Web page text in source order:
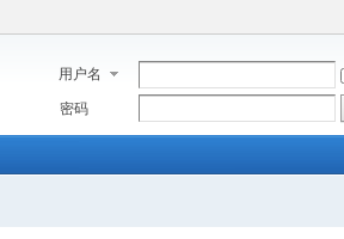
用户名
密码